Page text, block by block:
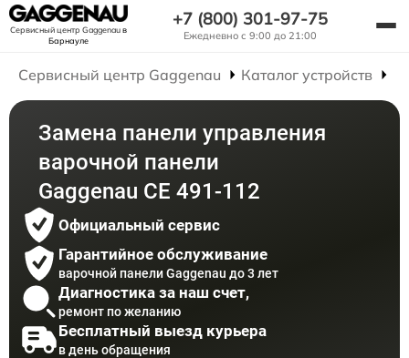
Сервисный центр Gaggenauв
Барнауле
+7 (800) 301-97-75
Ежедневно с 9:00 до 21:00
Сервисный центр Gaggenau Каталог устройств
Замена панели управления
варочной панели
Gaggenau CE 491-112
Официальный сервис
Гарантийное обслуживание
варочной панели Gaggenau до 3 лет
Диагностика за наш счет,
ремонт по желанию
Бесплатный выезд курьера
в день обращения